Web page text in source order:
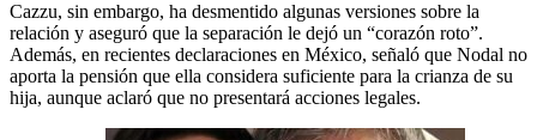
Cazzu, sin embargo, ha desmentido algunas versiones sobre la
relación y aseguró que la separación le dejó un “corazón roto”.
Además, en recientes declaraciones en México, señaló que Nodal no
aporta la pensión que ella considera suficiente para la crianza de su
hija, aunque aclaró que no presentará acciones legales.